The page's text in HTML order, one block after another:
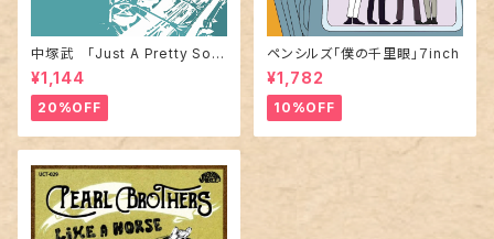
中塚武 「Just A Pretty Son
g 」「 Across The Universe」
¥1,144
20%OFF
ペンシルズ「僕の千里眼」７inch
¥1,782
10%OFF